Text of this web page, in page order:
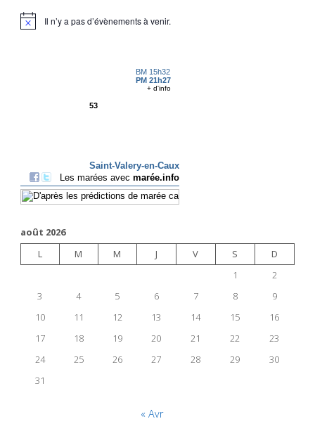
Il n’y a pas d’évènements à venir.
août 2026
L
M M J V S
D
1
2
3
4 5 6 7 8
9
10
11 12 13 14 15
16
17
18 19 20 21 22
23
24
25 26 27 28 29
30
31
« Avr